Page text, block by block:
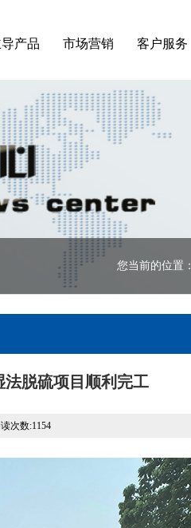
产品 市场营销 客户服务
您当前的位置：
法脱硫项目顺利完工
次数:1154